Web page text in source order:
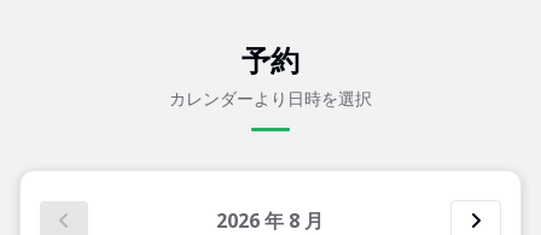
予約
カレンダーより日時を選択
2026年 8 月